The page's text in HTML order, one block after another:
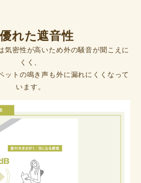
れた遮音性
気密性が高いため外の騒音が聞こえに
くく、
ットの鳴き声も外に漏れにくくなって
います。